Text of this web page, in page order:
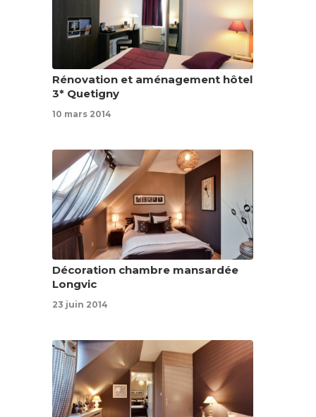
Rénovation et aménagement hôtel
3* Quetigny
10 mars 2014
Décoration chambre mansardée
Longvic
23 juin 2014